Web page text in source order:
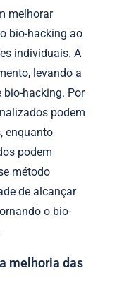
melhorar
bio-hacking ao
individuais. A
levando a
bio-hacking. Por
podem
enquanto
podem
método
de alcançar
o bio-
melhoria das